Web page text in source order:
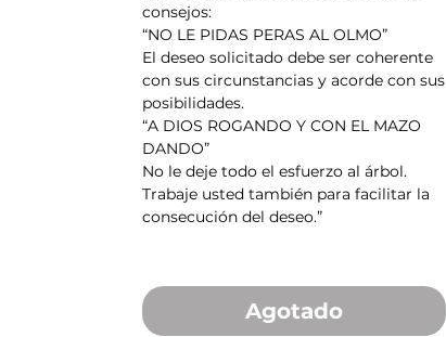
consejos:
“NO LE PIDAS PERAS AL OLMO”
El deseo solicitado debe ser coherente
con sus circunstancias y acorde con sus
posibilidades.
“A DIOS ROGANDO Y CON EL MAZO
DANDO”
No le deje todo el esfuerzo al árbol.
Trabaje usted también para facilitar la
consecución del deseo.”
Agotado